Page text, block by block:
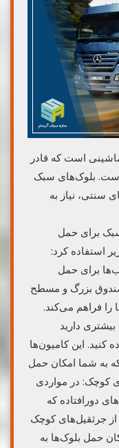
است که قادر
بلوک‌های سبک
سنتی، نیاز به
برای حمل
استفاده کرد:
برای حمل
بزرگ و مسطح
را فراهم می‌کند.
دارید
کنید. این کامیون‌ها
به شما امکان حمل
کوچک: در مواردی
دورافتاده که
جرثقیل‌های کوچک
حمل بلوک‌ها به